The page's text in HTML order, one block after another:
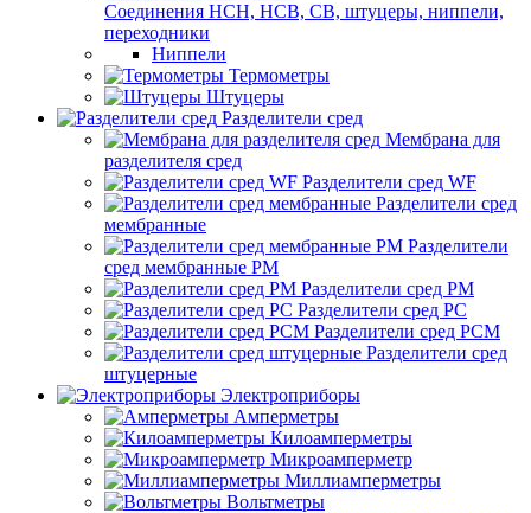
Соединения НСН, НСВ, СВ, штуцеры, ниппели,
переходники
Ниппели
Термометры
Штуцеры
Разделители сред
Мембрана для
разделителя сред
Разделители сред WF
Разделители сред
мембранные
Разделители
сред мембранные РМ
Разделители сред РМ
Разделители сред РС
Разделители сред РСМ
Разделители сред
штуцерные
Электроприборы
Амперметры
Килоамперметры
Микроамперметр
Миллиамперметры
Вольтметры